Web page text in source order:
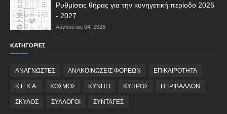
Ρυθμίσεις θήρας για την κυνηγετική περίοδο 2026
- 2027
Αύγουστος 04, 2026
ΚΑΤΗΓΟΡΙΕΣ
ΑΝΑΓΝΩΣΤΕΣ ΑΝΑΚΟΙΝΩΣΕΙΣ ΦΟΡΕΩΝ ΕΠΙΚΑΙΡΟΤΗΤΑ
Κ.Ε.Κ.Α. ΚΟΣΜΟΣ ΚΥΝΗΓΙ ΚΥΠΡΟΣ ΠΕΡΙΒΑΛΛΟΝ
ΣΚΥΛΟΣ ΣΥΛΛΟΓΟΙ ΣΥΝΤΑΓΕΣ